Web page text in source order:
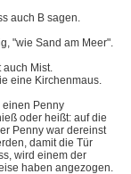
auch B sagen.
"wie Sand am Meer".
auch Mist.
eine Kirchenmaus.
einen Penny
oder heißt: auf die
Penny war dereinst
damit die Tür
wird einem der
haben angezogen.